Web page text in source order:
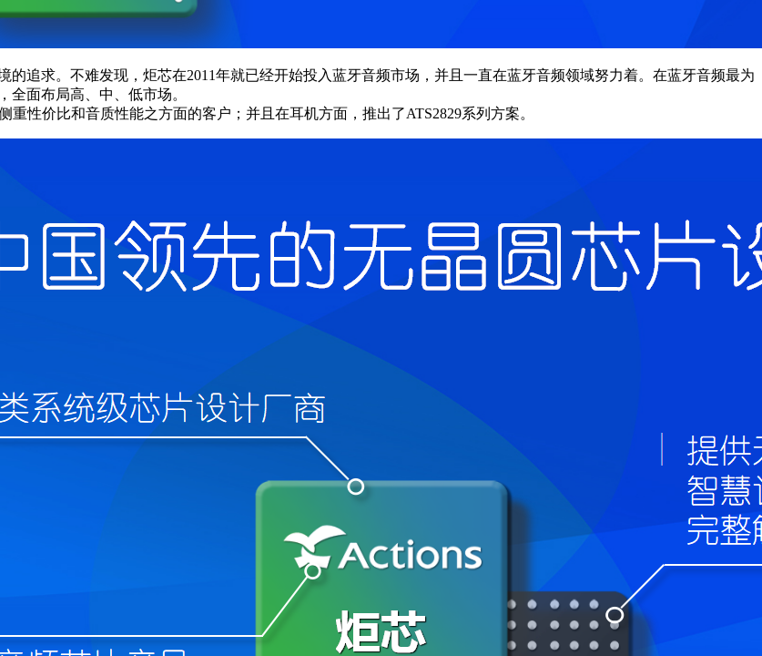
追求。不难发现，炬芯在2011年就已经开始投入蓝牙音频市场，并且一直在蓝牙音频领域努力着。在蓝牙音频最为
全面布局高、中、低市场。
性价比和音质性能之方面的客户；并且在耳机方面，推出了ATS2829系列方案。